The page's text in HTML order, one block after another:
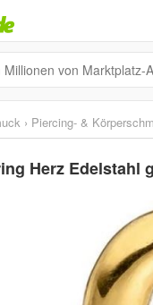
› Piercing- &
Herz Edelstahl